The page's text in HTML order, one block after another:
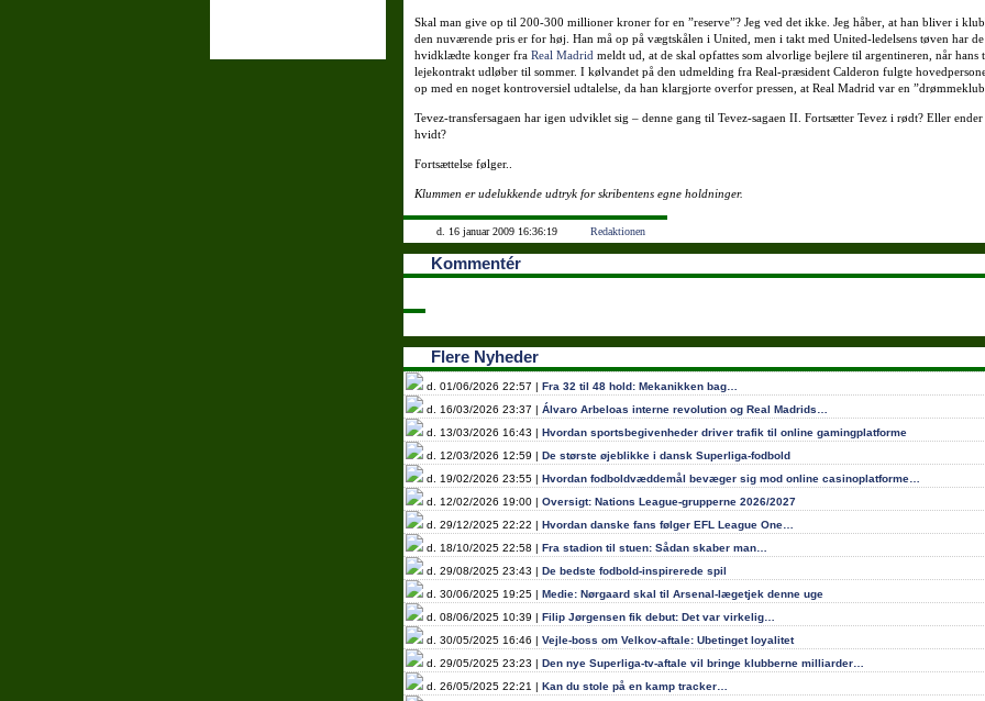
Skal man give op til 200-300 millioner kroner for en ”reserve”? Jeg ved det ikke. Jeg håber, at han bliver i
den nuværende pris er for høj. Han må op på vægtskålen i United, men i takt med United-ledelsens tøven har de
hvidklædte konger fra Real Madrid meldt ud, at de skal opfattes som alvorlige bejlere til argentineren, når hans
lejekontrakt udløber til sommer. I kølvandet på den udmelding fra Real-præsident Calderon fulgte
op med en noget kontroversiel udtalelse, da han klargjorte overfor pressen, at Real Madrid var en
Tevez-transfersagaen har igen udviklet sig – denne gang til Tevez-sagaen II. Fortsætter Tevez i rødt? Eller ender
hvidt?
Fortsættelse følger..
Klummen er udelukkende udtryk for skribentens egne holdninger.
d. 16 januar 2009 16:36:19 Redaktionen
Kommentér
Flere Nyheder
d. 01/06/2026 22:57 | Fra 32 til 48 hold: Mekanikken bag…
d. 16/03/2026 23:37 | Álvaro Arbeloas interne revolution og Real Madrids…
d. 13/03/2026 16:43 | Hvordan sportsbegivenheder driver trafik til online gamingplatforme
d. 12/03/2026 12:59 | De største øjeblikke i dansk Superliga-fodbold
d. 19/02/2026 23:55 | Hvordan fodboldvæddemål bevæger sig mod online casinoplatforme…
d. 12/02/2026 19:00 | Oversigt: Nations League-grupperne 2026/2027
d. 29/12/2025 22:22 | Hvordan danske fans følger EFL League One…
d. 18/10/2025 22:58 | Fra stadion til stuen: Sådan skaber man…
d. 29/08/2025 23:43 | De bedste fodbold-inspirerede spil
d. 30/06/2025 19:25 | Medie: Nørgaard skal til Arsenal-lægetjek denne uge
d. 08/06/2025 10:39 | Filip Jørgensen fik debut: Det var virkelig…
d. 30/05/2025 16:46 | Vejle-boss om Velkov-aftale: Ubetinget loyalitet
d. 29/05/2025 23:23 | Den nye Superliga-tv-aftale vil bringe klubberne milliarder…
d. 26/05/2025 22:21 | Kan du stole på en kamp tracker…